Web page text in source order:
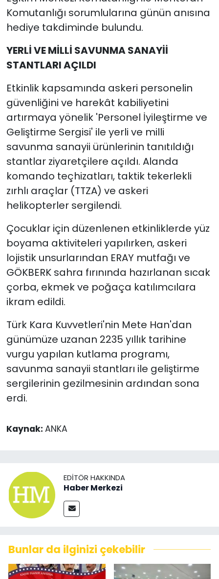
Komutanlığı sorumlularına günün anısına
hediye takdiminde bulundu.
YERLİ VE MİLLİ SAVUNMA SANAYİİ
STANTLARI AÇILDI
Etkinlik kapsamında askeri personelin
güvenliğini ve harekât kabiliyetini
artırmaya yönelik 'Personel İyileştirme ve
Geliştirme Sergisi' ile yerli ve milli
savunma sanayii ürünlerinin tanıtıldığı
stantlar ziyaretçilere açıldı. Alanda
komando teçhizatları, taktik tekerlekli
zırhlı araçlar (TTZA) ve askeri
helikopterler sergilendi.
Çocuklar için düzenlenen etkinliklerde yüz
boyama aktiviteleri yapılırken, askeri
lojistik unsurlarından ERAY mutfağı ve
GÖKBERK sahra fırınında hazırlanan sıcak
çorba, ekmek ve poğaça katılımcılara
ikram edildi.
Türk Kara Kuvvetleri'nin Mete Han'dan
günümüze uzanan 2235 yıllık tarihine
vurgu yapılan kutlama programı,
savunma sanayii stantları ile geliştirme
sergilerinin gezilmesinin ardından sona
erdi.
Kaynak: ANKA
EDITÖR HAKKINDA
Haber Merkezi
Bunlar da ilginizi çekebilir